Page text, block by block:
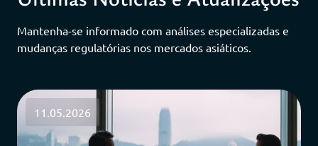
Mantenha-se informado com análises especializadas e
mudanças regulatórias nos mercados asiáticos.
11.05.2026